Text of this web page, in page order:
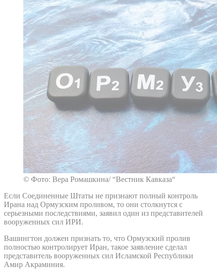
© Фото: Вера Ромашкина/ “Вестник Кавказа“
Если Соединенные Штаты не признают полный контроль
Ирана над Ормузским проливом, то они столкнутся с
серьезными последствиями, заявил один из представителей
вооруженных сил ИРИ.
Вашингтон должен признать то, что Ормузский пролив
полностью контролирует Иран, такое заявление сделал
представитель вооруженных сил Исламской Республики
Амир Акраминия.